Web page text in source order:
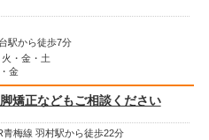
駅から徒歩7分
・金・土
金
矯正などもご相談ください
青梅線 羽村駅から徒歩22分